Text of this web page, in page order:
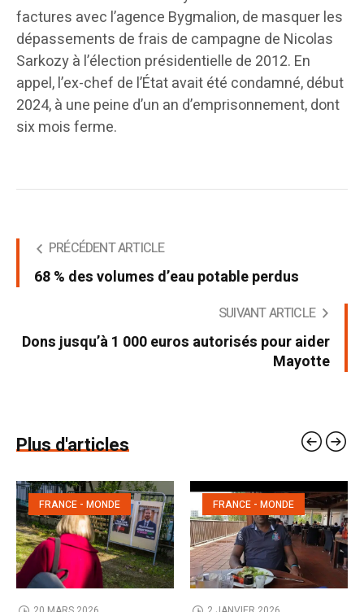
factures avec l’agence Bygmalion, de masquer les
dépassements de frais de campagne de Nicolas
Sarkozy à l’élection présidentielle de 2012. En
appel, l’ex-chef de l’État avait été condamné, début
2024, à une peine d’un an d’emprisonnement, dont
six mois ferme.
PRÉCÉDENT ARTICLE
68 % des volumes d’eau potable perdus
SUIVANT ARTICLE
Dons jusqu’à 1 000 euros autorisés pour aider
Mayotte
Plus d'articles
FRANCE - MONDE FRANCE - MONDE